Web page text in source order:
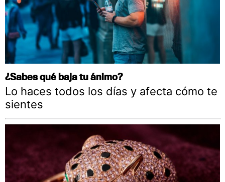
¿Sabes qué baja tu ánimo?
Lo haces todos los días y afecta cómo te
sientes